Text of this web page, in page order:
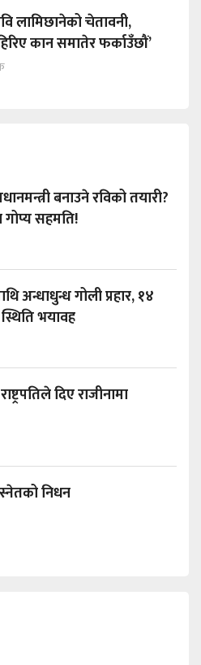
लामिछानेको चेतावनी,
कान समातेर फर्काउँछौं’
बनाउने रविको तयारी?
गोप्य सहमति!
अन्धाधुन्ध गोली प्रहार, १४
भयावह
दिए राजीनामा
निधन